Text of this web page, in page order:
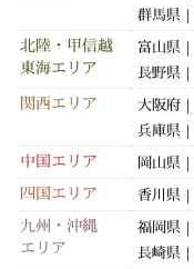
群馬県
北陸・甲信越
東海エリア
富山県
長野県
関西エリア 大阪府
兵庫県
中国エリア 岡山県
四国エリア 香川県
九州・沖縄
エリア
福岡県
長崎県